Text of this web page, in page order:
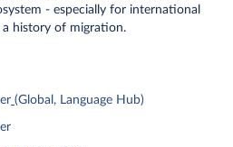
- especially for international
history of migration.
(Global, Language Hub)